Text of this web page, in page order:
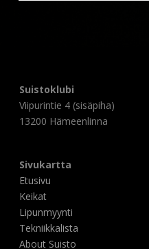
Suistoklubi
Viipurintie 4 (sisäpiha)
13200 Hämeenlinna
Sivukartta
Etusivu
Keikat
Lipunmyynti
Tekniikkalista
About Suisto